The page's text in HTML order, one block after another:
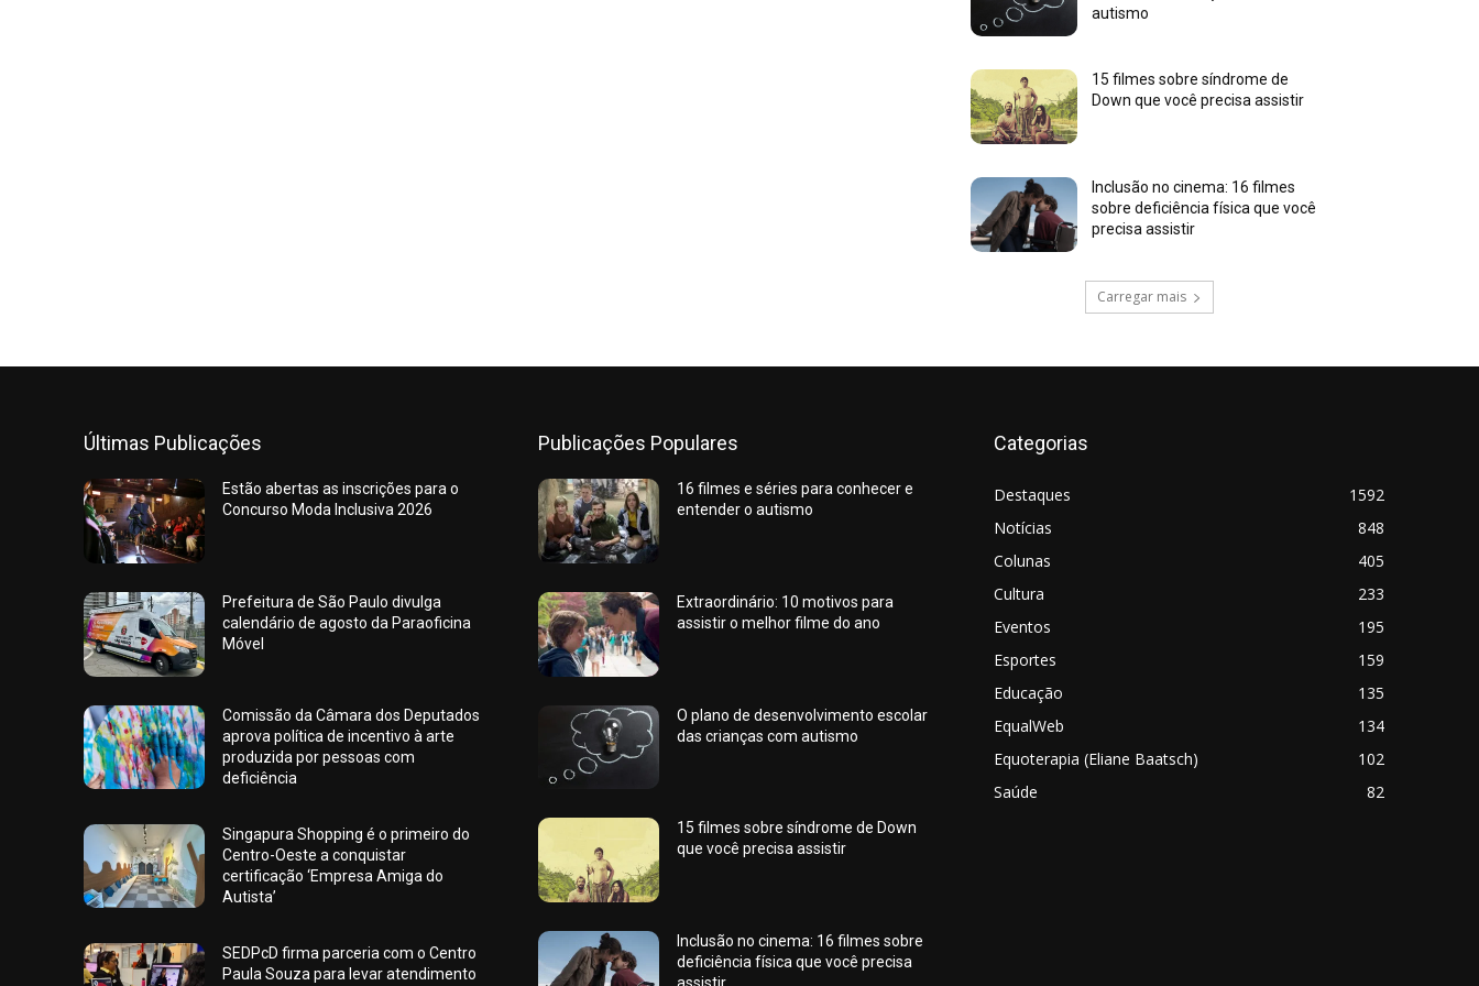
autismo
15 filmes sobre síndrome de
Down que você precisa assistir
Inclusão no cinema: 16 filmes
sobre deficiência física que você
precisa assistir
Carregar mais
Últimas Publicações
Estão abertas as inscrições para o
Concurso Moda Inclusiva 2026
Prefeitura de São Paulo divulga
calendário de agosto da Paraoficina
Móvel
Comissão da Câmara dos Deputados
aprova política de incentivo à arte
produzida por pessoas com
deficiência
Singapura Shopping é o primeiro do
Centro-Oeste a conquistar
certificação ‘Empresa Amiga do
Autista’
SEDPcD firma parceria com o Centro
Paula Souza para levar atendimento
Publicações Populares
16 filmes e séries para conhecer e
entender o autismo
Extraordinário: 10 motivos para
assistir o melhor filme do ano
O plano de desenvolvimento escolar
das crianças com autismo
15 filmes sobre síndrome de Down
que você precisa assistir
Inclusão no cinema: 16 filmes sobre
deficiência física que você precisa
Categorias
Destaques
1592
Notícias
848
Colunas
405
Cultura
233
Eventos
195
Esportes
159
Educação
135
EqualWeb
134
Equoterapia (Eliane Baatsch)
102
Saúde
82